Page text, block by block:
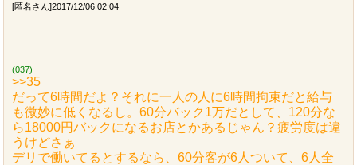
[匿名さん]2017/12/06 02:04
(037)
>>35
だって6時間だよ？それに一人の人に6時間拘束だと給与
も微妙に低くなるし。60分バック1万だとして、120分な
ら18000円バックになるお店とかあるじゃん？疲労度は違
うけどさぁ
デリで働いてるとするなら、60分客が6人ついて、6人全